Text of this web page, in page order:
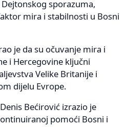
sporazuma,
mira i stabilnosti u Bosni
je da su očuvanje mira i
i Hercegovine ključni
Velike Britanije i
dijelu Evrope.
Bećirović izrazio je
pomoći Bosni i